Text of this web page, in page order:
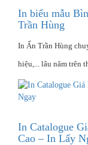
In biểu mẫu
Trần Hùng
In Ấn Trần Hùng
hiệu,... lâu năm trên
In Catalogue
Cao – In Lấy